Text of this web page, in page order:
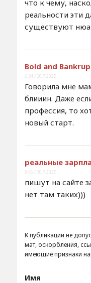
что к чему,
реальности эти
существуют
Bold and
6:34 / 30.7.2025
Говорила мне
блииин. Даже
профессия, то
новый старт.
реальные
9:46 / 30.7.2025
пишут на сайте
нет там таких)))
К публикации не
мат, оскорбления,
имеющие признаки
Имя